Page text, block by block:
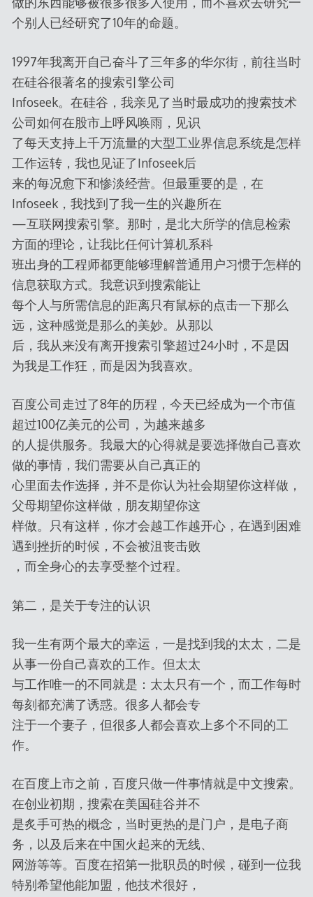
个别人已经研究了10年的命题。
1997年我离开自己奋斗了三年多的华尔街，前往当时
在硅谷很著名的搜索引擎公司
Infoseek。在硅谷，我亲见了当时最成功的搜索技术
公司如何在股市上呼风唤雨，见识
了每天支持上千万流量的大型工业界信息系统是怎样
工作运转，我也见证了Infoseek后
来的每况愈下和惨淡经营。但最重要的是，在
Infoseek，我找到了我一生的兴趣所在
—互联网搜索引擎。那时，是北大所学的信息检索
方面的理论，让我比任何计算机系科
班出身的工程师都更能够理解普通用户习惯于怎样的
信息获取方式。我意识到搜索能让
每个人与所需信息的距离只有鼠标的点击一下那么
远，这种感觉是那么的美妙。从那以
后，我从来没有离开搜索引擎超过24小时，不是因
为我是工作狂，而是因为我喜欢。
百度公司走过了8年的历程，今天已经成为一个市值
超过100亿美元的公司，为越来越多
的人提供服务。我最大的心得就是要选择做自己喜欢
做的事情，我们需要从自己真正的
心里面去作选择，并不是你认为社会期望你这样做，
父母期望你这样做，朋友期望你这
样做。只有这样，你才会越工作越开心，在遇到困难
遇到挫折的时候，不会被沮丧击败
，而全身心的去享受整个过程。
第二，是关于专注的认识
我一生有两个最大的幸运，一是找到我的太太，二是
从事一份自己喜欢的工作。但太太
与工作唯一的不同就是：太太只有一个，而工作每时
每刻都充满了诱惑。很多人都会专
注于一个妻子，但很多人都会喜欢上多个不同的工
作。
在百度上市之前，百度只做一件事情就是中文搜索。
在创业初期，搜索在美国硅谷并不
是炙手可热的概念，当时更热的是门户，是电子商
务，以及后来在中国火起来的无线、
网游等等。百度在招第一批职员的时候，碰到一位我
特别希望他能加盟，他技术很好，